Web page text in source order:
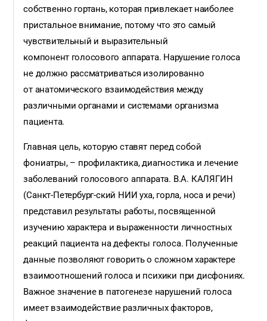
собственно гортань, которая привлекает наиболее
пристальное внимание, потому что это самый
чувствительный и выразительный
компонент голосового аппарата. Нарушение голоса
не должно рассматриваться изолированно
от анатомического взаимодействия между
различными органами и системами организма
пациента.
Главная цель, которую ставят перед собой
фониатры, – профилактика, диагностика и лечение
заболеваний голосового аппарата. В.А. КАЛЯГИН
(Санкт-Петербург-ский НИИ уха, горла, носа и речи)
представил результаты работы, посвященной
изучению характера и выраженности личностных
реакций пациента на дефекты голоса. Полученные
данные позволяют говорить о сложном характере
взаимоотношений голоса и психики при дисфониях.
Важное значение в патогенезе нарушений голоса
имеет взаимодействие различных факторов,